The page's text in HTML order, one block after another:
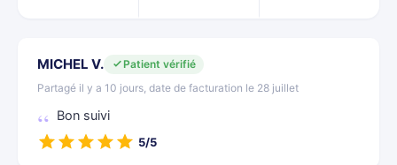
MICHEL V.
Patient vérifié
Partagé il y a 10 jours, date de facturation le 28 juillet
Bon suivi
5/5